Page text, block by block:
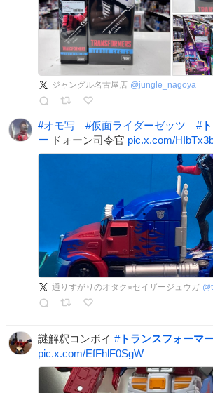
ジャングル名古屋店 @jungle_nagoya
#オモ写 #仮面ライダーゼッツ #
ー ドォーン司令官 pic.x.com/
通りすがりのオタク⭐︎セイザージュウガ @
謎解釈コンボイ #トランスフォーマ
pic.x.com/EfFhlF0SgW